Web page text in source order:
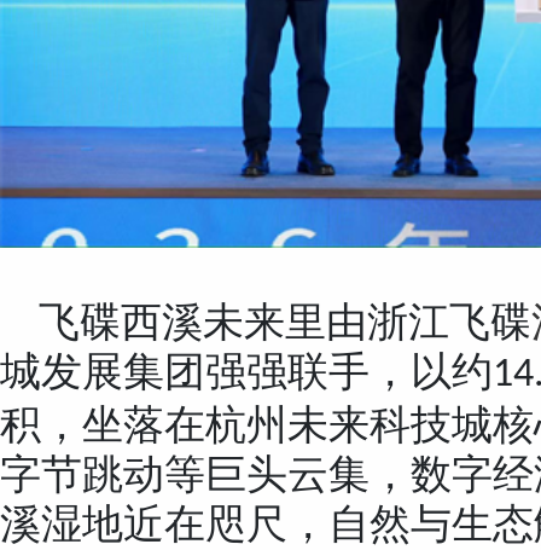
飞碟西溪未来里由浙江飞碟
城发展集团强强联手，以约
积，坐落在杭州未来科技城
字节跳动等巨头云集，数字
溪湿地近在咫尺，自然与生